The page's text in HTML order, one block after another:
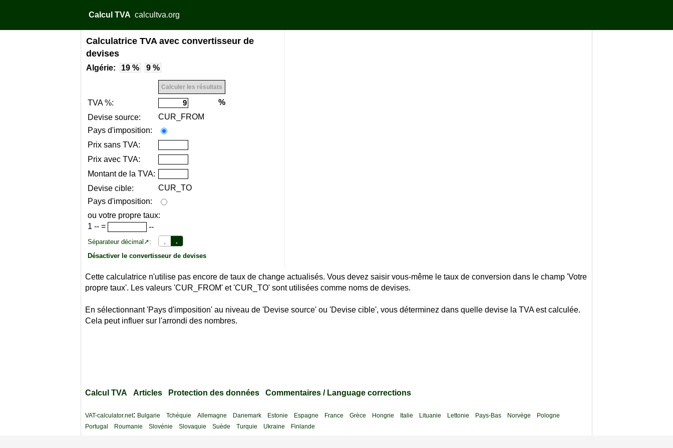
Calcul TVA calcultva.org
Calculatrice TVA avec convertisseur de
devises
Algérie: 19 % 9 %
TVA %:
%
Devise source:
CUR_FROM
Pays d'imposition:
Prix sans TVA:
Prix avec TVA:
Montant de la TVA:
Devise cible:
CUR_TO
Pays d'imposition:
ou votre propre taux:
1 -- = --
Séparateur décimal↗: .
Désactiver le convertisseur de devises
Cette calculatrice n'utilise pas encore de taux de change actualisés. Vous devez saisir vous-même le taux de conversion dans le champ 'Votre
propre taux'. Les valeurs 'CUR_FROM' et 'CUR_TO' sont utilisées comme noms de devises.
En sélectionnant 'Pays d'imposition' au niveau de 'Devise source' ou 'Devise cible', vous déterminez dans quelle devise la TVA est calculée.
Cela peut influer sur l'arrondi des nombres.
Calcul TVA Articles Protection des données Commentaires / Language corrections
VAT-calculator.net: Bulgarie Tchéquie Allemagne Danemark Estonie Espagne France Grèce Hongrie Italie Lituanie Lettonie Pays-Bas Norvège
Pologne
Portugal
Roumanie Slovénie Slovaquie Suède Turquie Ukraine Finlande